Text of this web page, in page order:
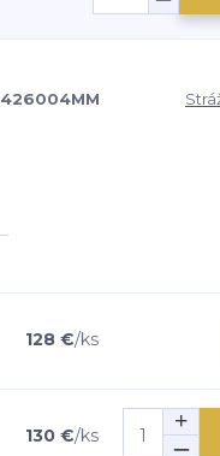
128 €/ks
130 €/ks